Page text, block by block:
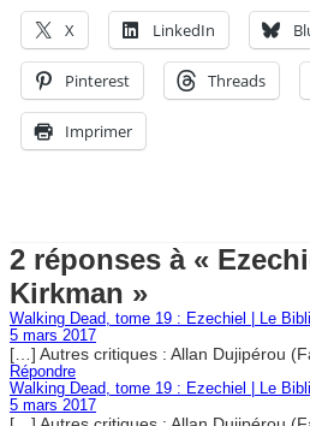
X LinkedIn
Pinterest Threads
Imprimer
2 réponses à «
Kirkman »
Walking Dead, tome 19 : Ezechiel | Le
5 mars 2017
[…] Autres critiques : Allan Dujipérou
Répondre
Walking Dead, tome 19 : Ezechiel | Le
5 mars 2017